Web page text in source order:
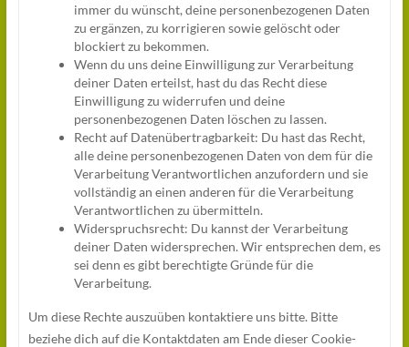
immer du wünscht, deine personenbezogenen Daten
zu ergänzen, zu korrigieren sowie gelöscht oder
blockiert zu bekommen.
Wenn du uns deine Einwilligung zur Verarbeitung
deiner Daten erteilst, hast du das Recht diese
Einwilligung zu widerrufen und deine
personenbezogenen Daten löschen zu lassen.
Recht auf Datenübertragbarkeit: Du hast das Recht,
alle deine personenbezogenen Daten von dem für die
Verarbeitung Verantwortlichen anzufordern und sie
vollständig an einen anderen für die Verarbeitung
Verantwortlichen zu übermitteln.
Widerspruchsrecht: Du kannst der Verarbeitung
deiner Daten widersprechen. Wir entsprechen dem, es
sei denn es gibt berechtigte Gründe für die
Verarbeitung.
Um diese Rechte auszuüben kontaktiere uns bitte. Bitte
beziehe dich auf die Kontaktdaten am Ende dieser Cookie-